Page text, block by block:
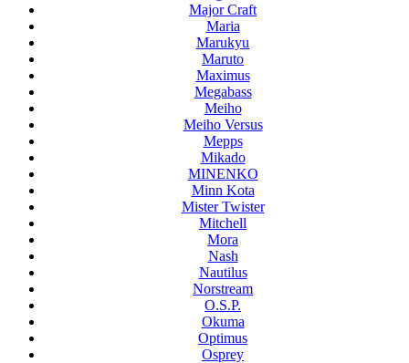
Major Craft
Maria
Marukyu
Maruto
Maximus
Megabass
Meiho
Meiho Versus
Mepps
Mikado
MINENKO
Minn Kota
Mister Twister
Mitchell
Mora
Nash
Nautilus
Norstream
O.S.P.
Okuma
Optimus
Osprey